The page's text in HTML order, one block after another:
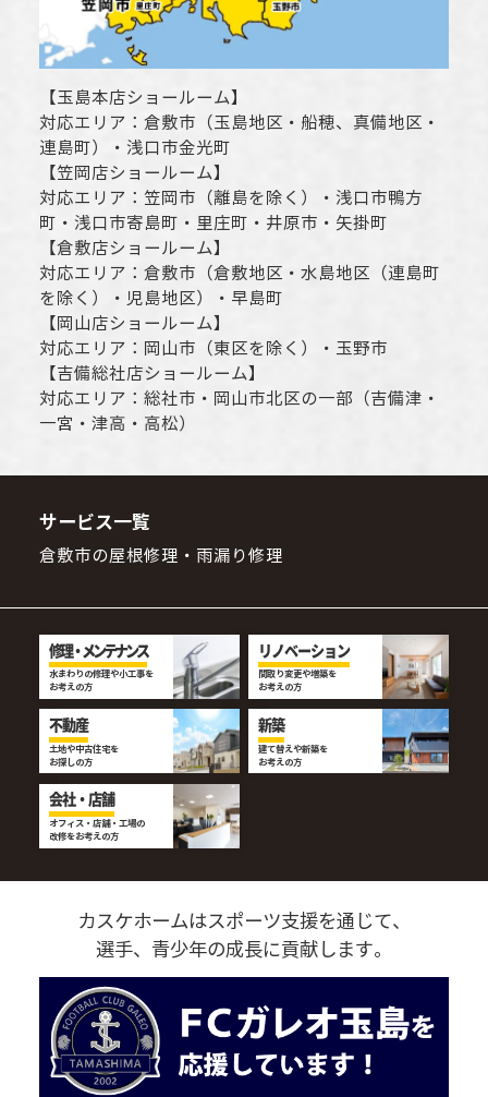
【玉島本店ショールーム】
対応エリア： 倉敷市 （玉島地区・船穂、真備地区・
連島町）・ 浅口市金光町
【笠岡店ショールーム】
対応エリア： 笠岡市（離島を除く） ・ 浅口市鴨方
町・ 浅口市寄島町・里庄町・ 井原市 ・矢掛町
【倉敷店ショールーム】
対応エリア： 倉敷市 （倉敷地区・水島地区（連島町
を除く）・児島地区）・早島町
【 岡山店ショールーム】
対応エリア： 岡山市 （東区を除く）・玉野市
【吉備総社店ショールーム】
対応エリア： 総社市 ・ 岡山市北区の一部（吉備津・
一宮・津高・高松）
サービス一覧
倉敷市の屋根修理・雨漏り修理
修理・メンテナンス
水まわりの修理や小工事を
お考えの方
リノベーション
間取り変更や増築を
お考えの方
不動産
土地や中古住宅を
お探しの方
新築
建て替えや新築を
お考えの方
会社・店舗
オフィス・店舗・工場の
改修をお考えの方
カスケホームはスポーツ支援を通じて、
選手、青少年の成長に貢献します。